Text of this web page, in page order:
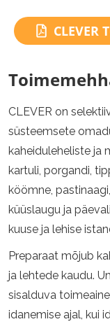
CLEVER
CLEVER on
süsteemsete
kaheiduleheliste ja
kartuli, porgandi,
köömne,
küüslaugu ja
kuuse ja lehise
Preparaat mõjub
ja lehtede kaudu.
sisalduva
idanemise ajal, kui